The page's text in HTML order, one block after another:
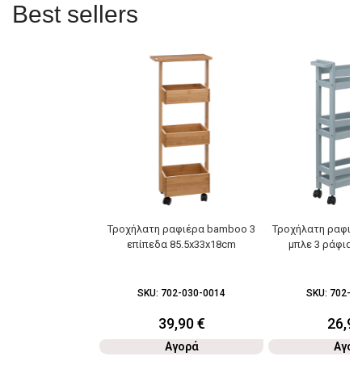
Best sellers
Τροχήλατη ραφιέρα bamboo 3
επίπεδα 85.5x33x18cm
SKU: 702-030-0014
39,90€
Αγορά
Τροχήλατη
μπλε 3 ράφια
SKU: 702-